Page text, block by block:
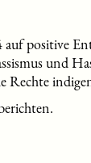
positive
und
Rechte